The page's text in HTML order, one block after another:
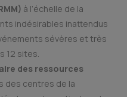
à l’échelle de la
indésirables inattendus
sévères et très
12 sites.
des ressources
des centres de la